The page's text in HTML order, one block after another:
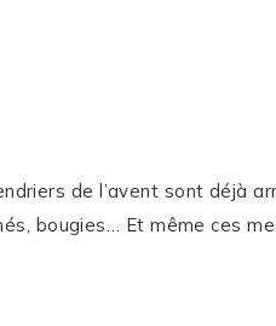
de l’avent sont déjà
bougies… Et même ces